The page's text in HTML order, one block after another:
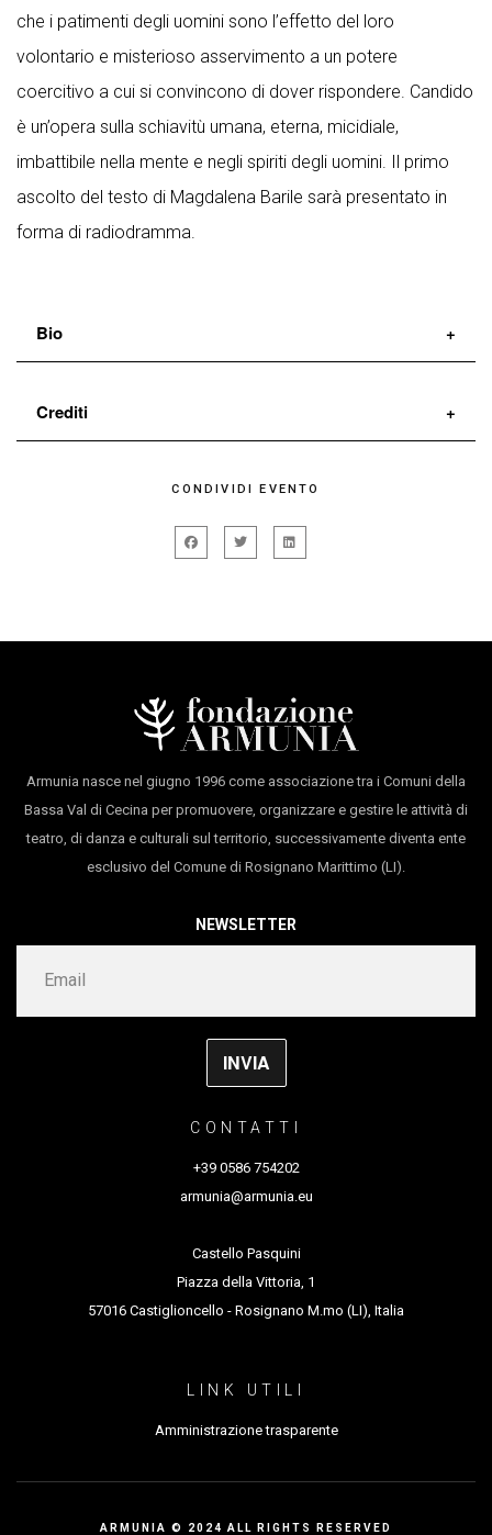
che i patimenti degli uomini sono l’effetto del loro
volontario e misterioso asservimento a un potere
coercitivo a cui si convincono di dover rispondere. Candido
è un’opera sulla schiavitù umana, eterna, micidiale,
imbattibile nella mente e negli spiriti degli uomini. Il primo
ascolto del testo di Magdalena Barile sarà presentato in
forma di radiodramma.
Bio
AttoDue
Nove, operativo dal 1982 come centro di produzione
presentando autori come S. Kane, M. Ravenhill, J-L-
Brezovec e M.Marmarinos e, tra gli italiani, M. Demuru,
l’evento Alcesti alle Murate di Firenze. AttoDue è
riconosciuta dal MIBACT ed è compagnia residente al
Teatro della Limonaia di Sesto Fiorentino
Crediti
di Magdalena Barile
Simona Arrighi, Luisa Bosi, Laura Croce,
CONDIVIDI EVENTO
Armunia nasce nel giugno 1996 come associazione tra i Comuni della
Bassa Val di Cecina per promuovere, organizzare e gestire le attività di
teatro, di danza e culturali sul territorio, successivamente diventa ente
esclusivo del Comune di Rosignano Marittimo (LI).
NEWSLETTER
CONTATTI
+39 0586 754202
armunia@armunia.eu
Castello Pasquini
Piazza della Vittoria, 1
57016 Castiglioncello - Rosignano M.mo (LI), Italia
LINK UTILI
Amministrazione trasparente
ARMUNIA © 2024 ALL RIGHTS RESERVED